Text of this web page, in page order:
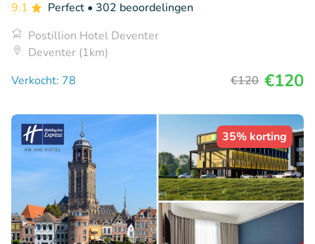
9.1 Perfect • 302 beoordelingen
Postillion Hotel Deventer
Deventer (1km)
Verkocht: 78
€120 €120
35% korting